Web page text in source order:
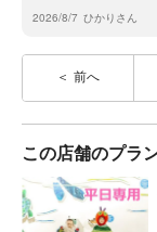
2026/8/7 ひかりさん
前へ
この店舗のプラ